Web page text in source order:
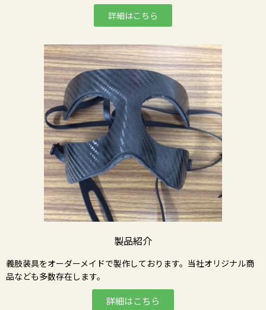
詳細はこちら
製品紹介
義肢装具をオーダーメイドで製作しております。当社オリジナル商
品なども多数存在します。
詳細はこちら